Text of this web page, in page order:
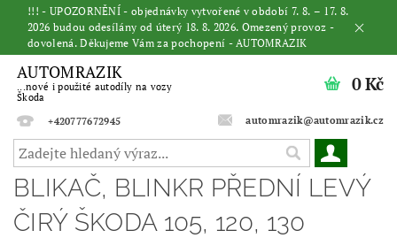
!!! - UPOZORNĚNÍ - objednávky vytvořené v období 7. 8. – 17. 8.
2026 budou odesílány od úterý 18. 8. 2026. Omezený provoz -
dovolená. Děkujeme Vám za pochopení - AUTOMRAZIK
AUTOMRAZIK
...nové i použité autodíly na vozy
Škoda
+420777672945
automrazik@automrazik.cz
0 Kč
BLIKAČ, BLINKR PŘEDNÍ LEVÝ
ČIRÝ ŠKODA 105, 120, 130